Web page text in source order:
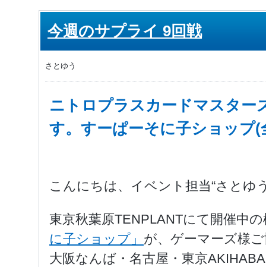
今週のサプライ 9回戦
さとゆう
ニトロプラスカードマスター
す。すーぱーそに子ショップ
こんにちは、イベント担当“さとゆ
東京秋葉原TENPLANTにて開催中
に子ショップ」 が、ゲーマーズ様
大阪なんば・名古屋・東京